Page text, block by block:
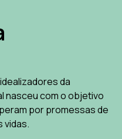
da
nasceu com o objetivo
por promessas de
vidas.